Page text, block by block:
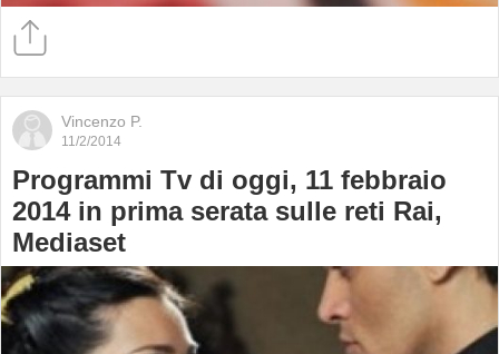
Vincenzo P.
11/2/2014
Programmi Tv di oggi, 11 febbraio
2014 in prima serata sulle reti Rai,
Mediaset